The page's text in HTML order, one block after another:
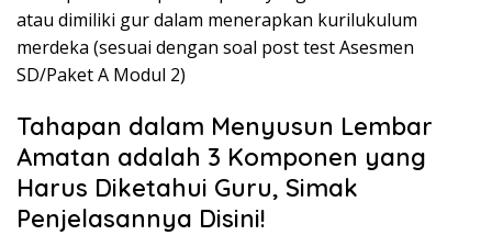
atau dimiliki gur dalam menerapkan kurilukulum
merdeka (sesuai dengan soal post test Asesmen
SD/Paket A Modul 2)
Tahapan dalam Menyusun Lembar
Amatan adalah 3 Komponen yang
Harus Diketahui Guru, Simak
Penjelasannya Disini!